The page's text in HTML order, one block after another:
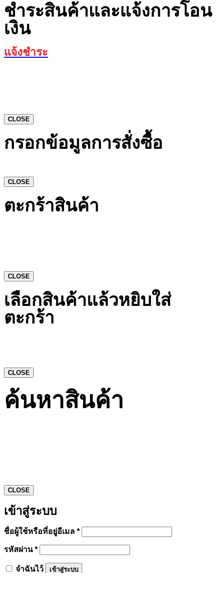
ชำระสินค้าและแจ้งการโอน
เงิน
แจ้งชำระ
CLOSE
กรอกข้อมูลการสั่งซื้อ
CLOSE
ตะกร้าสินค้า
CLOSE
เลือกสินค้าแล้วหยิบใส่
ตะกร้า
CLOSE
ค้นหาสินค้า
CLOSE
เข้าสู่ระบบ
ชื่อผู้ใช้หรือที่อยู่อีเมล *ต้องการ
รหัสผ่าน*ต้องการ
จำฉันไว้ เข้าสู่ระบบ